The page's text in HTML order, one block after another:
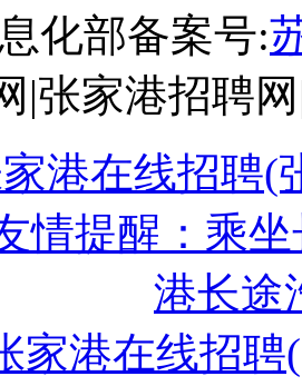
化部备案号:
|张家港招聘